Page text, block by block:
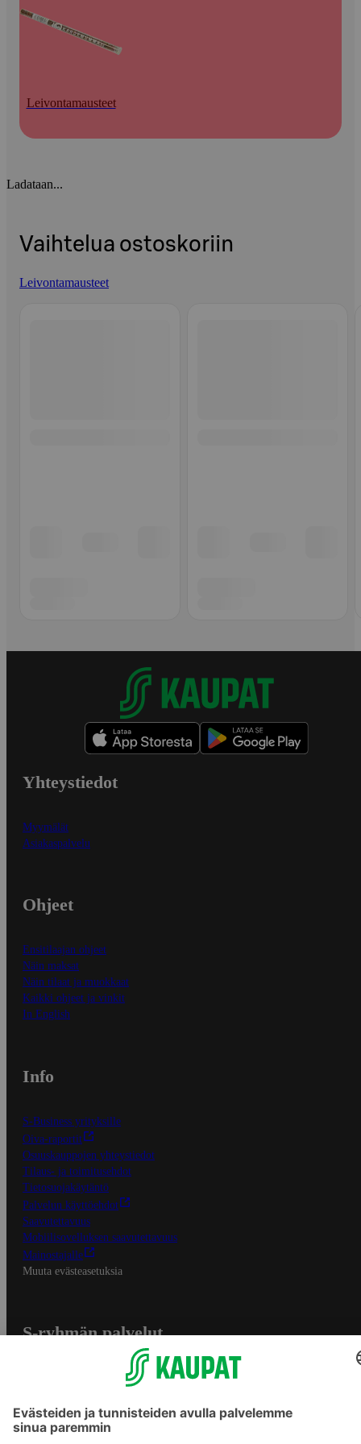
Leivontamausteet
Ladataan...
Vaihtelua ostoskoriin
Leivontamausteet
Yhteystiedot
Myymälät
Asiakaspalvelu
Ohjeet
Ensitilaajan ohjeet
Näin maksat
Näin tilaat ja muokkaat
Kaikki ohjeet ja vinkit
In English
Info
S-Business yrityksille
Oiva-raportit
Osuuskauppojen yhteystiedot
Tilaus- ja toimitusehdot
Tietosuojakäytäntö
Palvelun käyttöehdot
Saavutettavuus
Mobiilisovelluksen saavutettavuus
Mainostajalle
Muuta evästeasetuksia
S-ryhmän palvelut
Yhteishyvä Ruoka -sovellus
S-ostoslista -sovellus